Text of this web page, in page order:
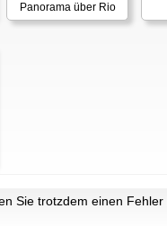
Panorama über Rio
Sie trotzdem einen